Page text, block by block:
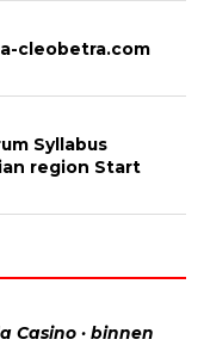
cleobetra.com
Syllabus
region Start
Casino · binnen